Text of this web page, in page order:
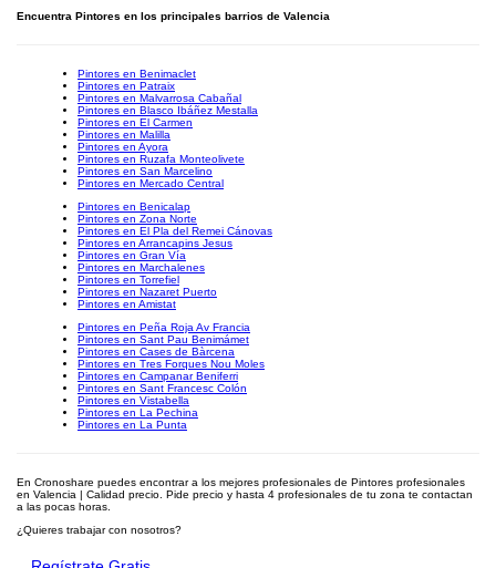
Encuentra Pintores en los principales barrios de Valencia
Pintores en Benimaclet
Pintores en Patraix
Pintores en Malvarrosa Cabañal
Pintores en Blasco Ibáñez Mestalla
Pintores en El Carmen
Pintores en Malilla
Pintores en Ayora
Pintores en Ruzafa Monteolivete
Pintores en San Marcelino
Pintores en Mercado Central
Pintores en Benicalap
Pintores en Zona Norte
Pintores en El Pla del Remei Cánovas
Pintores en Arrancapins Jesus
Pintores en Gran Vía
Pintores en Marchalenes
Pintores en Torrefiel
Pintores en Nazaret Puerto
Pintores en Amistat
Pintores en Peña Roja Av Francia
Pintores en Sant Pau Benimámet
Pintores en Cases de Bàrcena
Pintores en Tres Forques Nou Moles
Pintores en Campanar Beniferri
Pintores en Sant Francesc Colón
Pintores en Vistabella
Pintores en La Pechina
Pintores en La Punta
En Cronoshare puedes encontrar a los mejores profesionales de Pintores profesionales
en Valencia | Calidad precio. Pide precio y hasta 4 profesionales de tu zona te contactan
a las pocas horas.
¿Quieres trabajar con nosotros?